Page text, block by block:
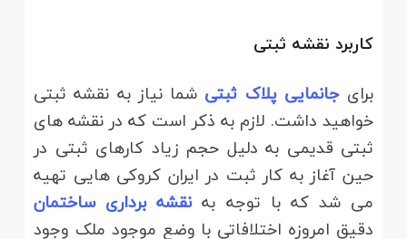
کاربرد نقشه ثبتی
برایجانمایی پلاک ثبتی شما نیاز به نقشه ثبتی
خواهید داشت. لازم به ذکر است که در نقشه های
ثبتی قدیمی به دلیل حجم زیاد کارهای ثبتی در
حین آغاز به کار ثبت در ایران کروکی هایی تهیه
می شد که با توجه بهنقشه برداری ساختمان
دقیق امروزه اختلافاتی با وضع موجود ملک وجود